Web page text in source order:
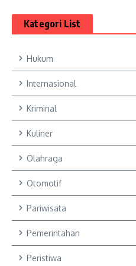
Kategori List
Hukum
Internasional
Kriminal
Kuliner
Olahraga
Otomotif
Pariwisata
Pemerintahan
Peristiwa